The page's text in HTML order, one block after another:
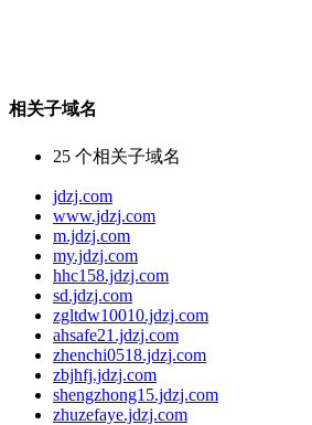
相关子域名
25 个相关子域名
jdzj.com
www.jdzj.com
m.jdzj.com
my.jdzj.com
hhc158.jdzj.com
sd.jdzj.com
zgltdw10010.jdzj.com
ahsafe21.jdzj.com
zhenchi0518.jdzj.com
zbjhfj.jdzj.com
shengzhong15.jdzj.com
zhuzefaye.jdzj.com